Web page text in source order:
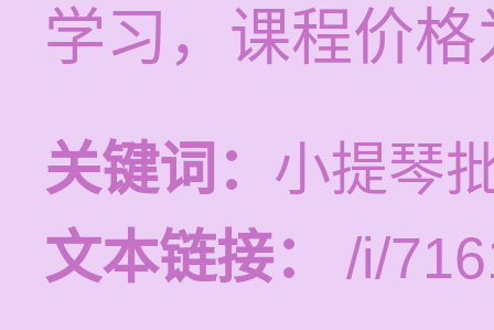
学习，课程价
关键词： 小提琴
文本链接：
/i/